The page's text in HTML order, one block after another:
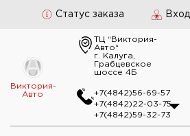
Статус заказа Вход
Виктория-
Авто
ТЦ “Виктория-
Авто“
г. Калуга,
Грабцевское
шоссе 4Б
+7(4842)56-69-57
+7(4842)22-03-75
+7(4842)59-32-73